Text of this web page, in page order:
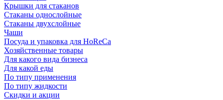
Крышки для стаканов
Стаканы однослойные
Стаканы двухслойные
Чаши
Посуда и упаковка для HoReCa
Хозяйственные товары
Для какого вида бизнеса
Для какой еды
По типу применения
По типу жидкости
Скидки и акции